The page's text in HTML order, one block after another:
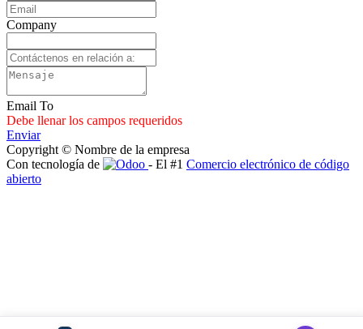
Company
Email To
Debe llenar los campos requeridos
Enviar
Copyright © Nombre de la empresa
Con tecnología de
- El #1 Comercio electrónico de código
abierto